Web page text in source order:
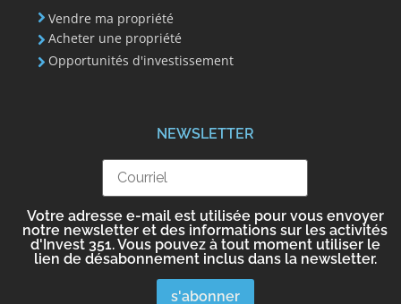
Vendre ma propriété
Acheter une propriété
Opportunités d'investissement
NEWSLETTER
Votre adresse e-mail est utilisée pour vous envoyer
notre newsletter et des informations sur les activités
d'Invest 351. Vous pouvez à tout moment utiliser le
lien de désabonnement inclus dans la newsletter.